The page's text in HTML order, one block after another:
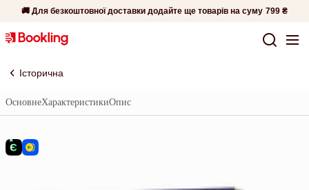
🚚 Для безкоштовної доставки додайте ще товарів на суму 799 ₴
Історична
ОсновнеХарактеристикиОпис